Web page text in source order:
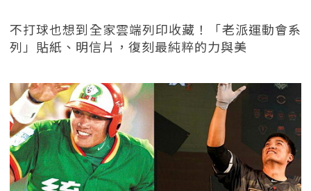
不打球也想到全家雲端列印收藏！「老派運動會系
列」貼紙、明信片，復刻最純粹的力與美